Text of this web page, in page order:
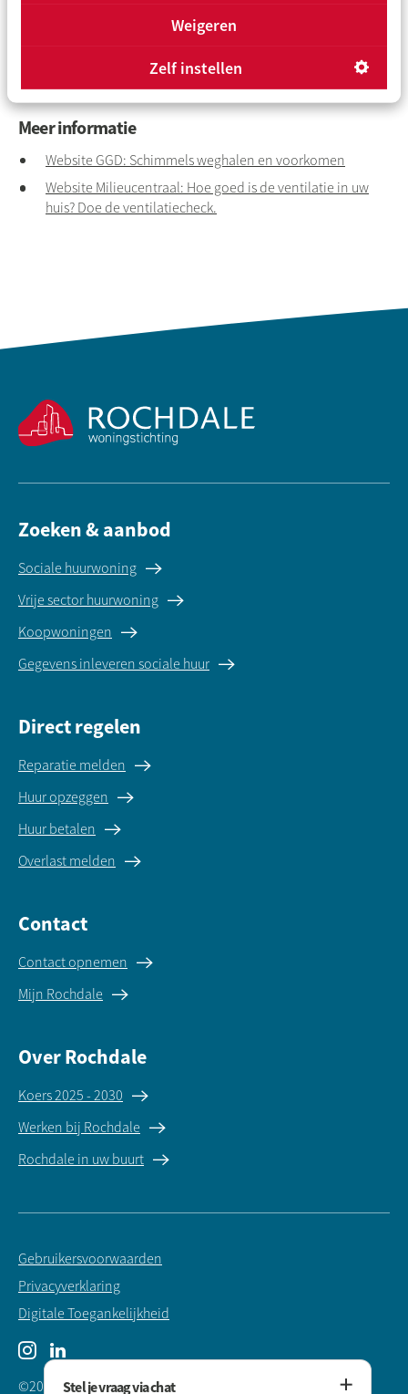
Weigeren
Zelf instellen
Meer informatie
Website GGD: Schimmels weghalen en voorkomen
Website Milieucentraal: Hoe goed is de ventilatie in uw
huis? Doe de ventilatiecheck.
Zoeken & aanbod
Sociale huurwoning
Vrije sector huurwoning
Koopwoningen
Gegevens inleveren sociale huur
Direct regelen
Reparatie melden
Huur opzeggen
Huur betalen
Overlast melden
Contact
Contact opnemen
Mijn Rochdale
Over Rochdale
Koers 2025 - 2030
Werken bij Rochdale
Rochdale in uw buurt
©2025 Rochdale Woningstichting
Gebruikersvoorwaarden
Privacyverklaring
Digitale Toegankelijkheid
InstagramLinkedIn
Stel je vraag via chat